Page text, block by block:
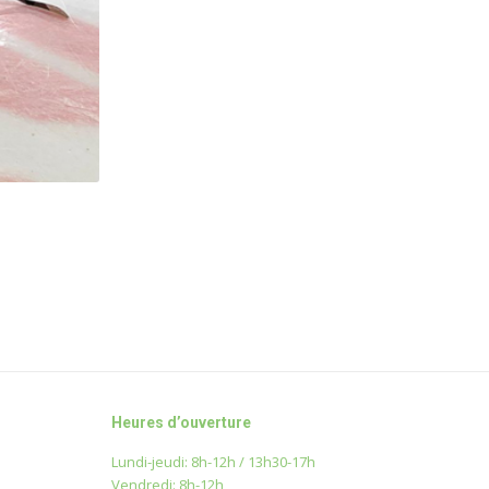
Heures d’ouverture
Lundi-jeudi: 8h-12h / 13h30-17h
Vendredi: 8h-12h